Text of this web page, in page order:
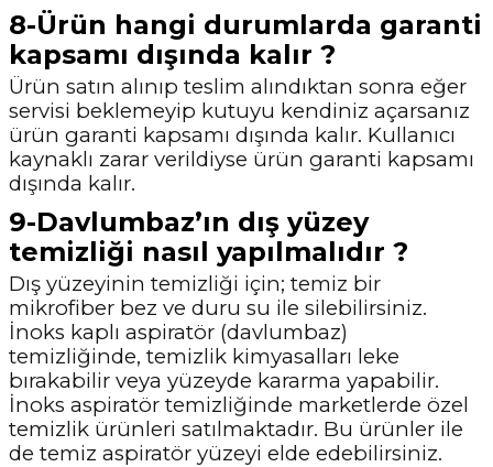
8-Ürün hangi durumlarda garanti
kapsamı dışında kalır ?
Ürün satın alınıp teslim alındıktan sonra eğer
servisi beklemeyip kutuyu kendiniz açarsanız
ürün garanti kapsamı dışında kalır. Kullanıcı
kaynaklı zarar verildiyse ürün garanti kapsamı
dışında kalır.
9-Davlumbaz’ın dış yüzey
temizliği nasıl yapılmalıdır ?
Dış yüzeyinin temizliği için; temiz bir
mikrofiber bez ve duru su ile silebilirsiniz.
İnoks kaplı aspiratör (davlumbaz)
temizliğinde, temizlik kimyasalları leke
bırakabilir veya yüzeyde kararma yapabilir.
İnoks aspiratör temizliğinde marketlerde özel
temizlik ürünleri satılmaktadır. Bu ürünler ile
de temiz aspiratör yüzeyi elde edebilirsiniz.